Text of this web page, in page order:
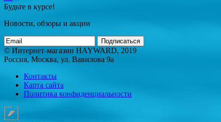
Будьте в курсе!
Новости, обзоры и акции
Подписаться
© Интернет-магазин HAYWARD, 2019
Россия, Москва, ул. Вавилова 9а
Контакты
Карта сайта
Политика конфиденциальности